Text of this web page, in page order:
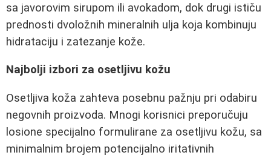
sa javorovim sirupom ili avokadom, dok drugi ističu
prednosti dvoložnih mineralnih ulja koja kombinuju
hidrataciju i zatezanje kože.
Najbolji izbori za osetljivu kožu
Osetljiva koža zahteva posebnu pažnju pri odabiru
negovnih proizvoda. Mnogi korisnici preporučuju
losione specijalno formulirane za osetljivu kožu, sa
minimalnim brojem potencijalno iritativnih